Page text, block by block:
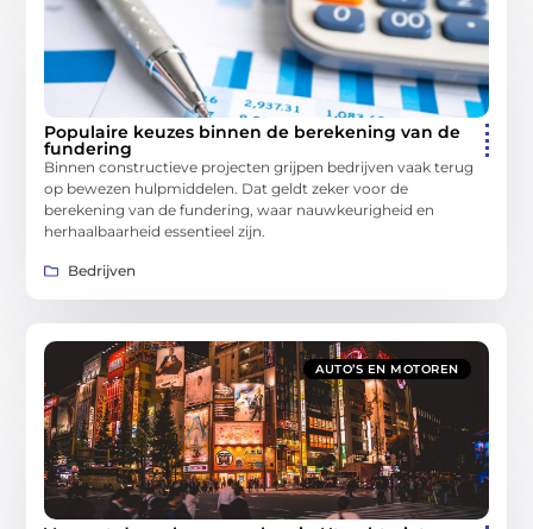
Populaire keuzes binnen de berekening van de
fundering
Binnen constructieve projecten grijpen bedrijven vaak terug
op bewezen hulpmiddelen. Dat geldt zeker voor de
berekening van de fundering, waar nauwkeurigheid en
herhaalbaarheid essentieel zijn.
Bedrijven
AUTO’S EN MOTOREN